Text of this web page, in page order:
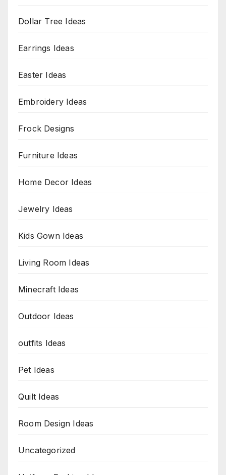
Dollar Tree Ideas
Earrings Ideas
Easter Ideas
Embroidery Ideas
Frock Designs
Furniture Ideas
Home Decor Ideas
Jewelry Ideas
Kids Gown Ideas
Living Room Ideas
Minecraft Ideas
Outdoor Ideas
outfits Ideas
Pet Ideas
Quilt Ideas
Room Design Ideas
Uncategorized